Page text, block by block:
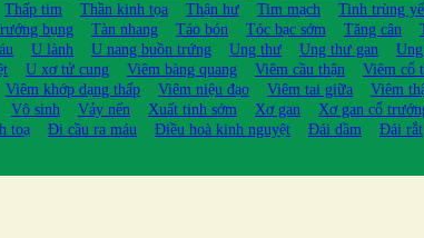
Thấp tim Thần kinh tọa Thận hư Tim mạch Tinh trùng
bụng Tàn nhang Táo bón Tóc bạc sớm Tăng cân
U lành U nang buồn trứng Ung thư Ung thư gan
U xơ tử cung Viêm bàng quang Viêm cầu thận Viêm cổ
Viêm khớp dạng thấp Viêm niệu đạo Viêm tai giữa Viêm
Vô sinh Vảy nến Xuất tinh sớm Xơ gan Xơ gan cổ
toạ Đi cầu ra máu Điều hoà kinh nguyệt Đái dầm Đái rắt